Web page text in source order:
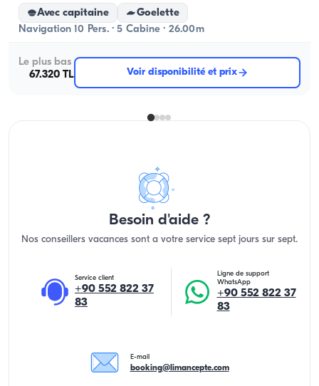
Avec capitaine
Goelette
Navigation 10 Pers. · 5 Cabine · 26.00m
Le plus bas
67.320 TL
Voir disponibilité et prix
Besoin d'aide ?
Nos conseillers vacances sont a votre service sept jours sur sept.
Service client
+90 552 822 37
83
Ligne de support
WhatsApp
+90 552 822 37
83
E-mail
booking@limancepte.com